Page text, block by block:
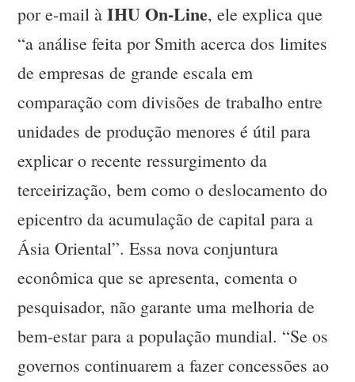
por e-mail àIHU On-Line, ele explica que
“a análise feita por Smith acerca dos limites
de empresas de grande escala em
comparação com divisões de trabalho entre
unidades de produção menores é útil para
explicar o recente ressurgimento da
terceirização, bem como o deslocamento do
epicentro da acumulação de capital para a
Ásia Oriental”. Essa nova conjuntura
econômica que se apresenta, comenta o
pesquisador, não garante uma melhoria de
bem-estar para a população mundial. “Se os
governos continuarem a fazer concessões ao